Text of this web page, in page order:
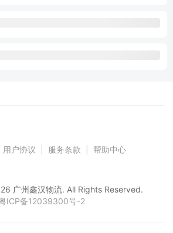
用户协议 服务条款 帮助中心
广州鑫汉物流. All Rights Reserved.
ICP备12039300号-2